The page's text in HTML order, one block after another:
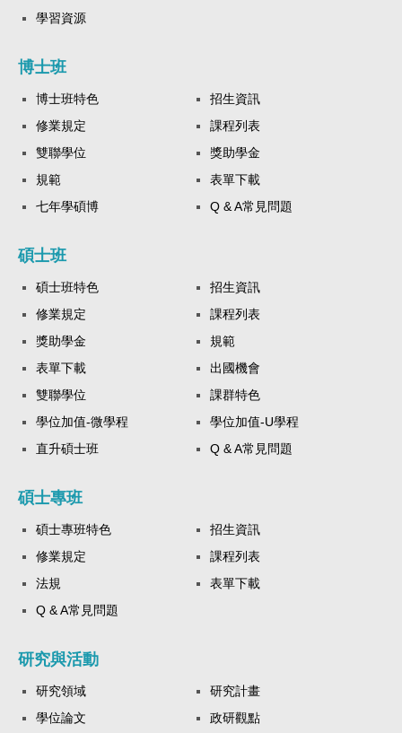
學習資源
博士班
博士班特色
招生資訊
修業規定
課程列表
雙聯學位
獎助學金
規範
表單下載
七年學碩博
Q & A常見問題
碩士班
碩士班特色
招生資訊
修業規定
課程列表
獎助學金
規範
表單下載
出國機會
雙聯學位
課群特色
學位加值-微學程
學位加值-U學程
直升碩士班
Q & A常見問題
碩士專班
碩士專班特色
招生資訊
修業規定
課程列表
法規
表單下載
Q & A常見問題
研究與活動
研究領域
研究計畫
學位論文
政研觀點